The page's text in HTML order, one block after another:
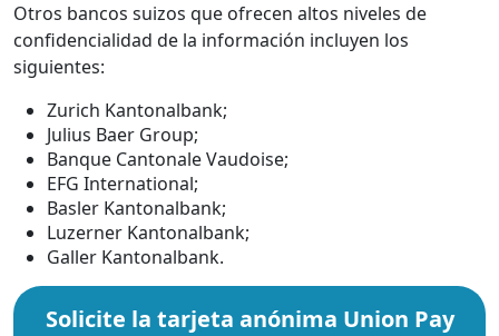
Otros bancos suizos que ofrecen altos niveles de
confidencialidad de la información incluyen los
siguientes:
Zurich Kantonalbank;
Julius Baer Group;
Banque Cantonale Vaudoise;
EFG International;
Basler Kantonalbank;
Luzerner Kantonalbank;
Galler Kantonalbank.
Solicite la tarjeta anónima Union Pay